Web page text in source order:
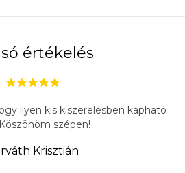
értékelés
ilyen kis kiszerelésben kapható
szépen!
Krisztián